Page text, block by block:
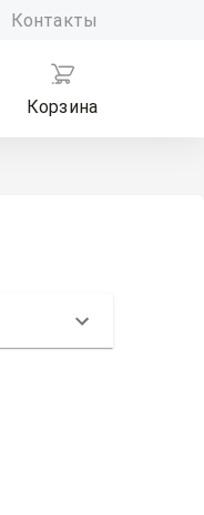
Контакты
Корзина